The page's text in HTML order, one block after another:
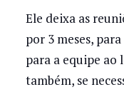
Ele deixa as
por 3 meses,
para a equipe ao
também, se